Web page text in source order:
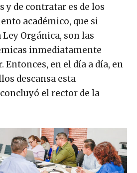
y de contratar es de los
académico, que si
Orgánica, son las
inmediatamente
Entonces, en el día a día, en
descansa esta
el rector de la